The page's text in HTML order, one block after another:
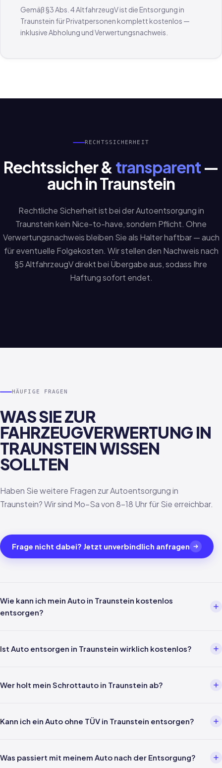
Gemäß §3 Abs. 4 AltfahrzeugV ist die Entsorgung in
Traunstein für Privatpersonen komplett kostenlos —
inklusive Abholung und Verwertungsnachweis.
RECHTSSICHERHEIT
Rechtssicher & transparent—
auch in Traunstein
Rechtliche Sicherheit ist bei der Autoentsorgung in
Traunstein kein Nice-to-have, sondern Pflicht. Ohne
Verwertungsnachweis bleiben Sie als Halter haftbar — auch
für eventuelle Folgekosten. Wir stellen den Nachweis nach
§5 AltfahrzeugV direkt bei Übergabe aus, sodass Ihre
Haftung sofort endet.
HÄUFIGE FRAGEN
WAS SIE ZUR
FAHRZEUGVERWERTUNG IN
TRAUNSTEIN WISSEN
SOLLTEN
Haben Sie weitere Fragen zur Autoentsorgung in
Traunstein? Wir sind Mo–Sa von 8–18 Uhr für Sie erreichbar.
Frage nicht dabei? Jetzt unverbindlich anfragen
Wie kann ich mein Auto in Traunstein kostenlos
entsorgen?
WhatsApp melden — wir kümmern uns um alles weitere inklusive
Ist Auto entsorgen in Traunstein wirklich kostenlos?
AltfahrzeugV gesetzlich kostenlos. In Traunstein und ganz Bayern
Wer holt mein Schrottauto in Traunstein ab?
kein Drittanbieter, kein Portal. Wir holen Ihr Fahrzeug persönlich ab.
Kann ich ein Auto ohne TÜV in Traunstein entsorgen?
Traunstein problemlos angenommen. Auch nicht fahrbereit, ohne
Was passiert mit meinem Auto nach der Entsorgung?